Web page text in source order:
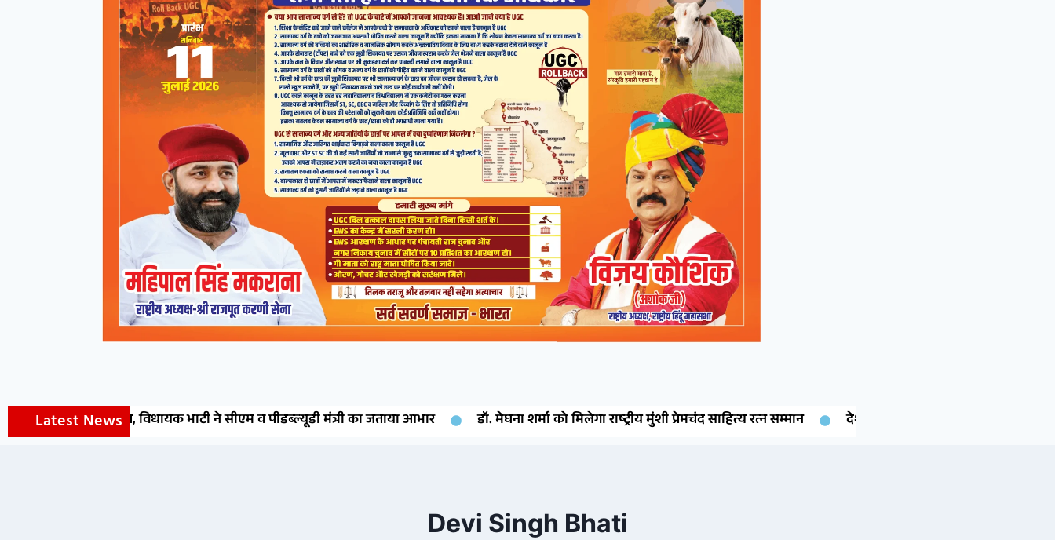
Latest News
सौगात, विधायक भाटी ने सीएम व पीडब्ल्यूडी मंत्री का जताया आभार डॉ. मेघना शर्मा को मिलेगा राष्ट्रीय मुंशी प्रेमचंद साहित्य रत्न सम्मान देशनोक की बेटी गरिमा चारण ने रचा इतिहास: कंप्यूटर
Devi Singh Bhati